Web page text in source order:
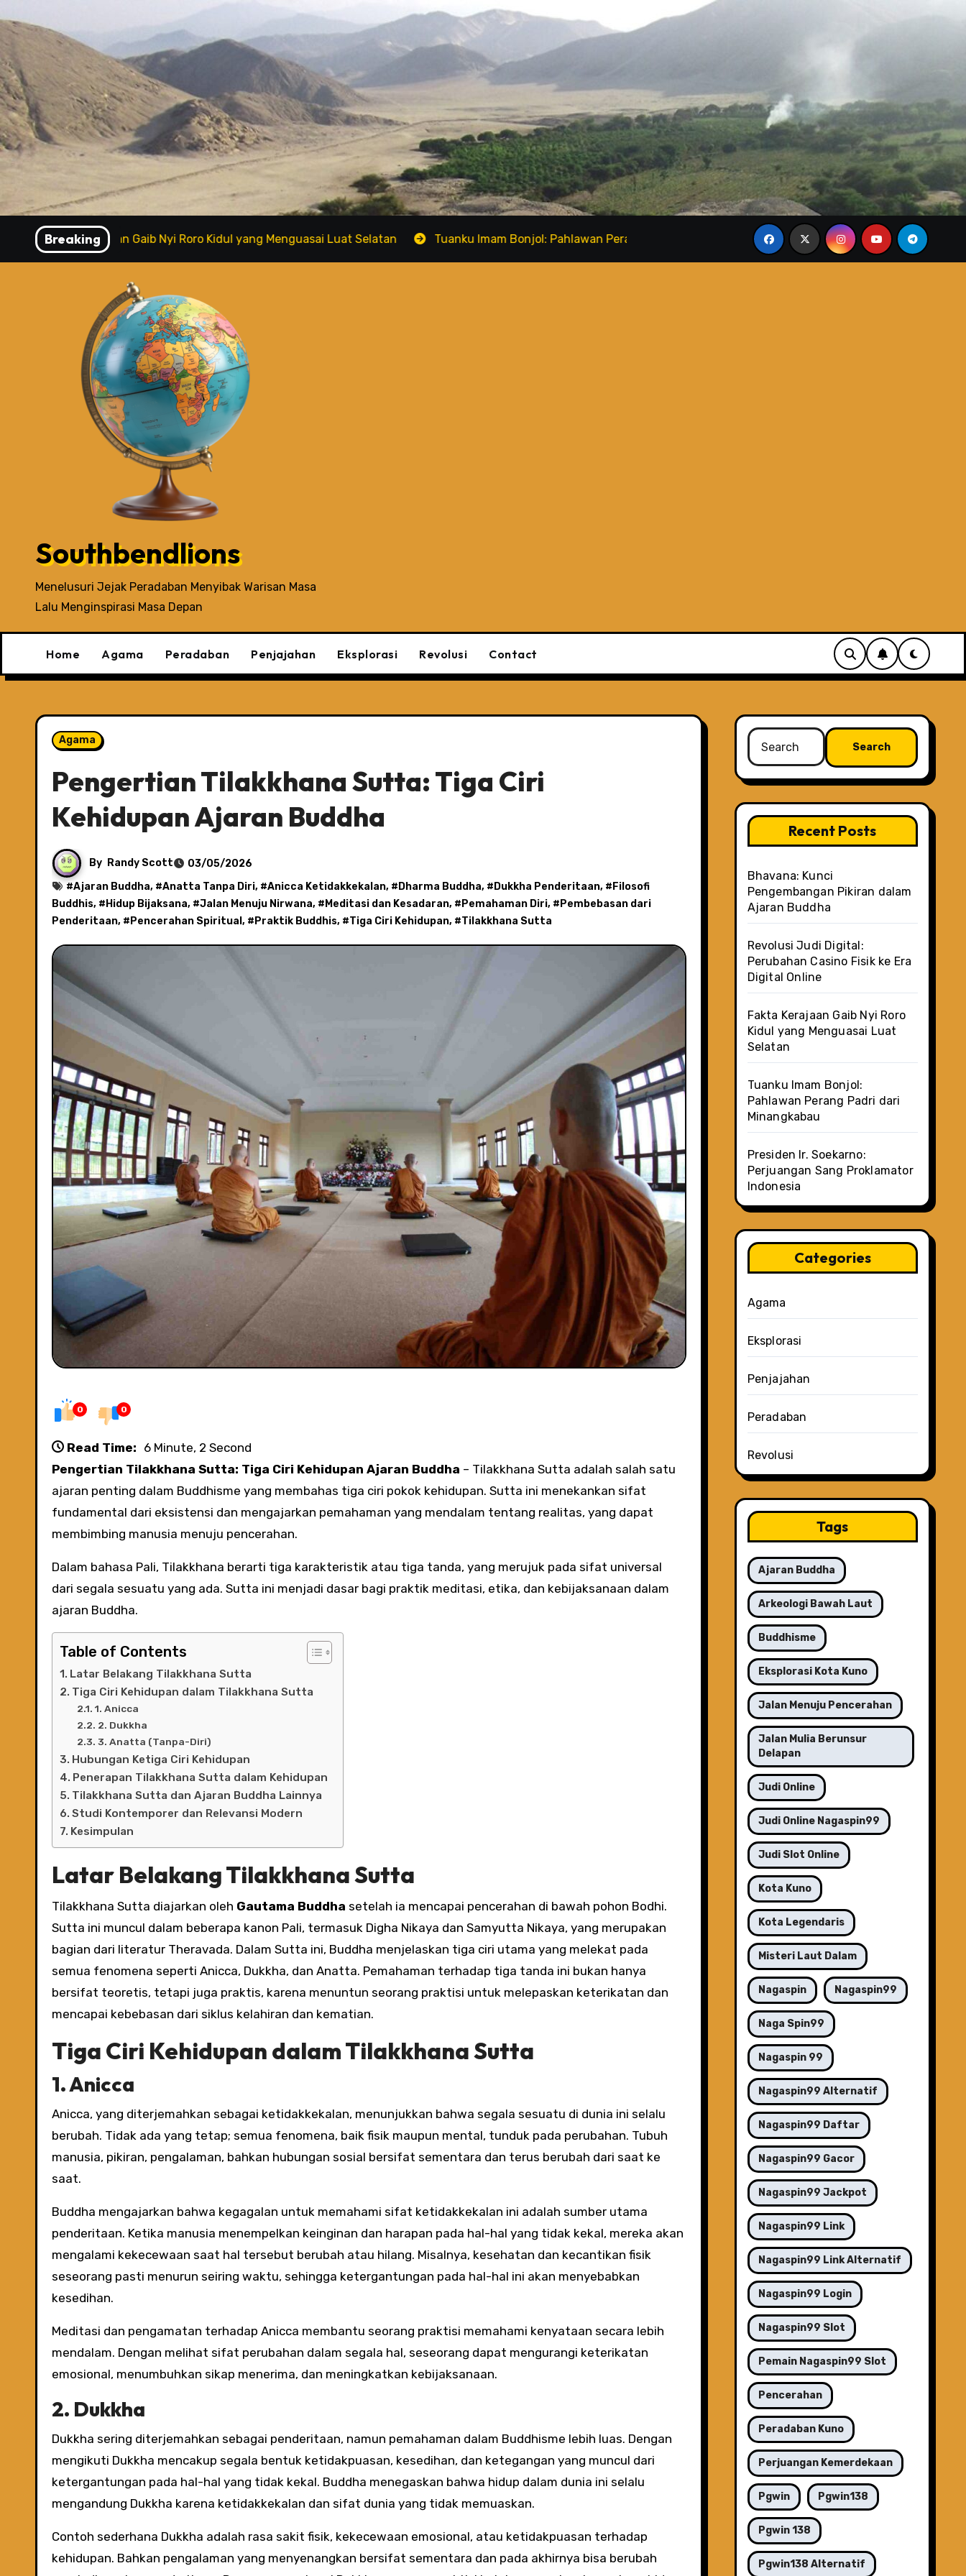
to
content
Breaking
Kerajaan Gaib Nyi Roro Kidul yang Menguasai Luat Selatan Tuanku Imam Bonjol: Pahlawan Perang Padri dari Minangkabau Presiden Ir. Soekarno: Perjuangan Sang
Southbendlions
Menelusuri Jejak Peradaban Menyibak Warisan Masa
Lalu Menginspirasi Masa Depan
Home Agama Peradaban Penjajahan Eksplorasi Revolusi Contact
Agama
Pengertian Tilakkhana Sutta: Tiga Ciri
Kehidupan Ajaran Buddha
By Randy Scott
03/05/2026
#Ajaran Buddha, #Anatta Tanpa Diri, #Anicca Ketidakkekalan, # Dharma Buddha, # Dukkha Penderitaan, # Filosofi
Buddhis, # Hidup Bijaksana, #Jalan Menuju Nirwana, # Meditasi dan Kesadaran, # Pemahaman Diri, # Pembebasan dari
Penderitaan, # Pencerahan Spiritual , # Praktik Buddhis, #Tiga Ciri Kehidupan, #Tilakkhana Sutta
0 0
Read Time: 6 Minute, 2 Second
Pengertian Tilakkhana Sutta: Tiga Ciri Kehidupan Ajaran Buddha – Tilakkhana Sutta adalah salah satu
ajaran penting dalam Buddhisme yang membahas tiga ciri pokok kehidupan. Sutta ini menekankan sifat
fundamental dari eksistensi dan mengajarkan pemahaman yang mendalam tentang realitas, yang dapat
membimbing manusia menuju pencerahan.
Dalam bahasa Pali, Tilakkhana berarti tiga karakteristik atau tiga tanda, yang merujuk pada sifat universal
dari segala sesuatu yang ada. Sutta ini menjadi dasar bagi praktik meditasi, etika, dan kebijaksanaan dalam
ajaran Buddha.
Table of Contents
Latar Belakang Tilakkhana Sutta
Tiga Ciri Kehidupan dalam Tilakkhana Sutta
1. Anicca
2. Dukkha
3. Anatta (Tanpa-Diri)
Hubungan Ketiga Ciri Kehidupan
Penerapan Tilakkhana Sutta dalam Kehidupan
Tilakkhana Sutta dan Ajaran Buddha Lainnya
Studi Kontemporer dan Relevansi Modern
Kesimpulan
Latar Belakang Tilakkhana Sutta
Tilakkhana Sutta diajarkan oleh Gautama Buddha setelah ia mencapai pencerahan di bawah pohon Bodhi.
Sutta ini muncul dalam beberapa kanon Pali, termasuk Digha Nikaya dan Samyutta Nikaya, yang merupakan
bagian dari literatur Theravada. Dalam Sutta ini, Buddha menjelaskan tiga ciri utama yang melekat pada
semua fenomena seperti Anicca, Dukkha, dan Anatta. Pemahaman terhadap tiga tanda ini bukan hanya
bersifat teoretis, tetapi juga praktis, karena menuntun seorang praktisi untuk melepaskan keterikatan dan
mencapai kebebasan dari siklus kelahiran dan kematian.
Tiga Ciri Kehidupan dalam Tilakkhana Sutta
1. Anicca
Anicca, yang diterjemahkan sebagai ketidakkekalan, menunjukkan bahwa segala sesuatu di dunia ini selalu
berubah. Tidak ada yang tetap; semua fenomena, baik fisik maupun mental, tunduk pada perubahan. Tubuh
manusia, pikiran, pengalaman, bahkan hubungan sosial bersifat sementara dan terus berubah dari saat ke
saat.
Buddha mengajarkan bahwa kegagalan untuk memahami sifat ketidakkekalan ini adalah sumber utama
penderitaan. Ketika manusia menempelkan keinginan dan harapan pada hal-hal yang tidak kekal, mereka akan
mengalami kekecewaan saat hal tersebut berubah atau hilang. Misalnya, kesehatan dan kecantikan fisik
seseorang pasti menurun seiring waktu, sehingga ketergantungan pada hal-hal ini akan menyebabkan
kesedihan.
Meditasi dan pengamatan terhadap Anicca membantu seorang praktisi memahami kenyataan secara lebih
mendalam. Dengan melihat sifat perubahan dalam segala hal, seseorang dapat mengurangi keterikatan
emosional, menumbuhkan sikap menerima, dan meningkatkan kebijaksanaan.
2. Dukkha
Dukkha sering diterjemahkan sebagai penderitaan, namun pemahaman dalam Buddhisme lebih luas. Dengan
mengikuti Dukkha mencakup segala bentuk ketidakpuasan, kesedihan, dan ketegangan yang muncul dari
ketergantungan pada hal-hal yang tidak kekal. Buddha menegaskan bahwa hidup dalam dunia ini selalu
mengandung Dukkha karena ketidakkekalan dan sifat dunia yang tidak memuaskan.
Contoh sederhana Dukkha adalah rasa sakit fisik, kekecewaan emosional, atau ketidakpuasan terhadap
kehidupan. Bahkan pengalaman yang menyenangkan bersifat sementara dan pada akhirnya bisa berubah
Search
for:
Recent Posts
Bhavana: Kunci
Pengembangan Pikiran dalam
Ajaran Buddha
Revolusi Judi Digital:
Perubahan Casino Fisik ke Era
Digital Online
Fakta Kerajaan Gaib Nyi Roro
Kidul yang Menguasai Luat
Selatan
Tuanku Imam Bonjol:
Pahlawan Perang Padri dari
Minangkabau
Presiden Ir. Soekarno:
Perjuangan Sang Proklamator
Indonesia
Categories
Agama
Eksplorasi
Penjajahan
Peradaban
Revolusi
Tags
Ajaran Buddha
Arkeologi Bawah Laut
Buddhisme
Eksplorasi Kota Kuno
Jalan Menuju Pencerahan
Jalan Mulia Berunsur
Delapan
Judi Online
Judi Online Nagaspin99
Judi Slot Online
Kota Kuno
Kota Legendaris
Misteri Laut Dalam
Nagaspin Nagaspin99
Naga Spin99
Nagaspin 99
Nagaspin99 Alternatif
Nagaspin99 Daftar
Nagaspin99 Gacor
Nagaspin99 Jackpot
Nagaspin99 Link
Nagaspin99 Link Alternatif
Nagaspin99 Login
Nagaspin99 Slot
Pemain Nagaspin99 Slot
Pencerahan
Peradaban Kuno
Perjuangan Kemerdekaan
Pgwin Pgwin138
Pgwin 138
Pgwin138 Alternatif